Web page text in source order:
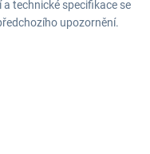
technické specifikace se
upozornění.